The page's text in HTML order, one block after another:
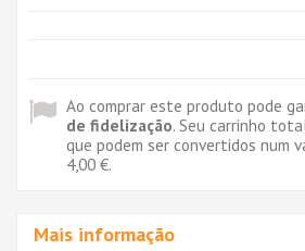
Ao comprar este produto pode
de fidelização. Seu carrinho
que podem ser convertidos num
4,00 €.
Mais informação